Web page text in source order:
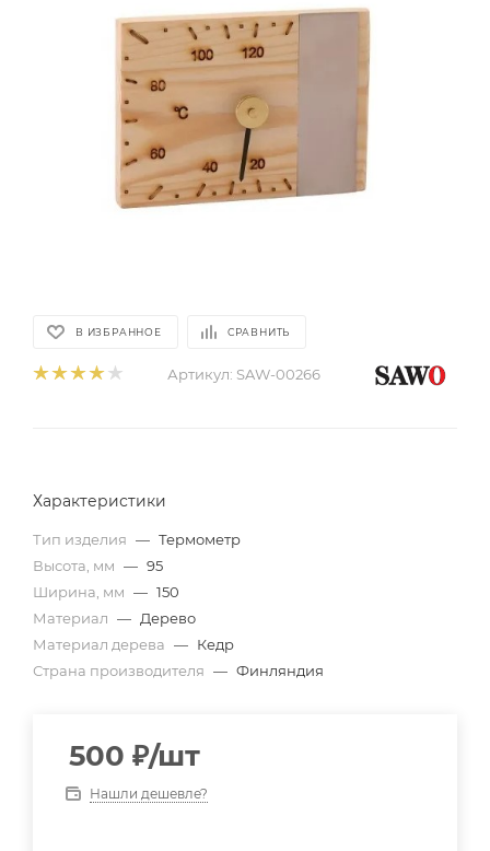
В ИЗБРАННОЕ СРАВНИТЬ
Артикул: SAW-00266
Характеристики
Тип изделия — Термометр
Высота, мм — 95
Ширина, мм — 150
Материал — Дерево
Материал дерева — Кедр
Страна производителя — Финляндия
500 ₽/шт
Нашли дешевле?